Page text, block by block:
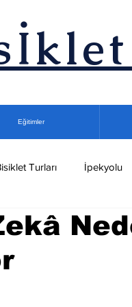
Eğitimler
Turları İpekyolu
Turları Gece